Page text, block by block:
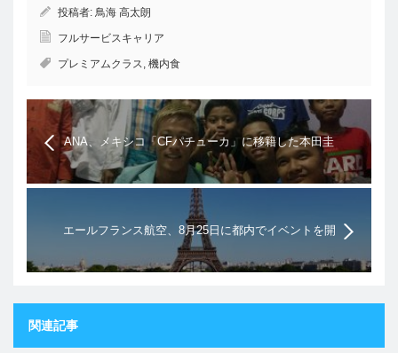
投稿者: 鳥海 高太朗
フルサービスキャリア
プレミアムクラス, 機内食
ANA、メキシコ「CFパチューカ」に移籍した本田圭
佑選手とスポンサー契約締結＆スタジアムへのアク
セス
エールフランス航空、8月25日に都内でイベントを開
催し、抽選で1組が翌日からパリへ行ける
関連記事